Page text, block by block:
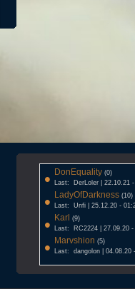
• DonEquality (0)
Last: DerLoler | 22.10.21
• LadyOfDarkness (10)
Last: Unfi | 25.12.20 -
• Karl (9)
Last: RC2224 | 27.09.20 -
• Marvshion (5)
Last: dangolon | 04.08.20